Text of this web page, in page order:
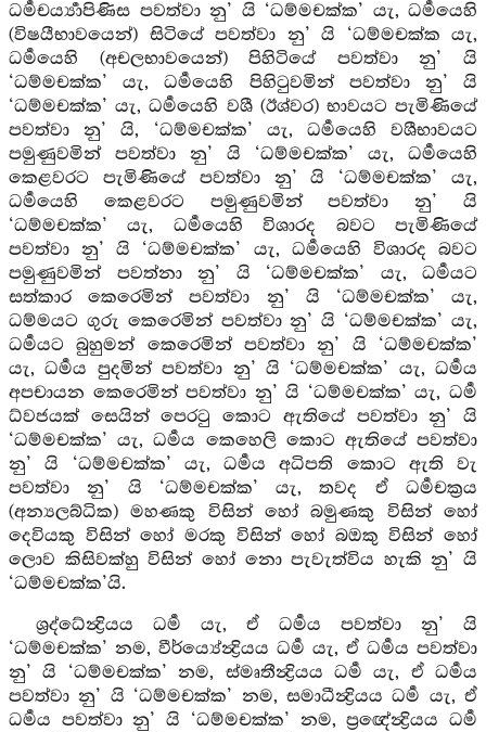
ධර්‍මචර්‍ය්‍යාපිණිස පවත්වා නු’ යි ‘ධම්මචක්ක’ යැ, ධර්‍මයෙහි
(විෂයීභාවයෙන්) සිටියේ පවත්වා නු’ යි ‘ධම්මචක්ක යැ,
ධර්‍මයෙහි (අචලභාවයෙන්) පිහිටියේ පවත්වා නු’ යි
‘ධම්මචක්ක’ යැ, ධර්‍මයෙහි පිහිටුවමින් පවත්වා නු’ යි
‘ධම්මචක්ක’ යැ, ධර්‍මයෙහි වශී (ඊශ්වර) භාවයට පැමිණියේ
පවත්වා නු’ යි, ‘ධම්මචක්ක’ යැ, ධර්‍මයෙහි වශීභාවයට
පමුණුවමින් පවත්වා නු’ යි ‘ධම්මචක්ක’ යැ, ධර්‍මයෙහි
කෙළවරට පැමිණියේ පවත්වා නු’ යි ‘ධම්මචක්ක’ යැ,
ධර්‍මයෙහි කෙළවරට පමුණුවමින් පවත්වා නු’ යි
‘ධම්මචක්ක’ යැ, ධර්‍මයෙහි විශාරද බවට පැමිණියේ
පවත්වා නු’ යි ‘ධම්මචක්ක’ යැ, ධර්‍මයෙහි විශාරද බවට
පමුණුවමින් පවත්නා නු’ යි ‘ධම්මචක්ක’ යැ, ධර්‍මයට
සත්කාර කෙරෙමින් පවත්වා නු’ යි ‘ධම්මචක්ක’ යැ,
ධම්මයට ගුරු කෙරෙමින් පවත්වා නු’ යි ‘ධම්මචක්ක’ යැ,
ධර්‍මයට බුහුමන් කෙරෙමින් පවත්වා නු’ යි ‘ධම්මචක්ක’
යැ, ධර්‍මය පුදමින් පවත්වා නු’ යි ‘ධම්මචක්ක’ යැ, ධර්‍මය
අපචායන කෙරෙමින් පවත්වා නු’ යි ‘ධම්මචක්ක’ යැ, ධර්‍ම
ධ්වජයක් සෙයින් පෙරටු කොට ඇතියේ පවත්වා නු’ යි
‘ධම්මචක්ක’ යැ, ධර්‍මය කෙහෙලි කොට ඇතියේ පවත්වා
නු’ යි ‘ධම්මචක්ක’ යැ, ධර්‍මය අධිපති කොට ඇති වැ
පවත්වා නු’ යි ‘ධම්මචක්ක’ යැ, තවද ඒ ධර්‍මචක්‍රය
(අන්‍යලබ්ධික) මහණකු විසින් හෝ බමුණකු විසින් හෝ
දෙවියකු විසින් හෝ මරකු විසින් හෝ බඔකු විසින් හෝ
ලොව කිසිවක්හු විසින් හෝ නො පැවැත්විය හැකි නු’ යි
‘ධම්මචක්ක’යි.
ශ්‍රද්ධේන්‍ද්‍රියය ධර්‍ම යැ, ඒ ධර්‍මය පවත්වා නු’ යි
‘ධම්මචක්ක’ නම, වීර්ය්‍යේන්‍ද්‍රියය ධර්‍ම යැ, ඒ ධර්‍මය පවත්වා
නු’ යි ‘ධම්මචක්ක’ නම, ස්මෘතීන්‍ද්‍රියය ධර්‍ම යැ, ඒ ධර්‍මය
පවත්වා නු’ යි ‘ධම්මචක්ක’ නම, සමාධීන්‍ද්‍රියය ධර්‍ම යැ, ඒ
ධර්‍මය පවත්වා නු’ යි ‘ධම්මචක්ක’ නම, ප්‍රඥේන්‍ද්‍රියය ධර්‍ම